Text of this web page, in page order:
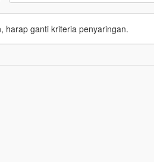
harap ganti kriteria penyaringan.